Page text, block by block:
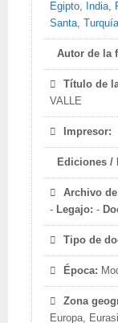
Egipto, India,
Santa,
Autor de la
Título de
VALLE
Impresor:
Ediciones /
Archivo
- Legajo: -
Tipo de
Época:
Zona
Europa,